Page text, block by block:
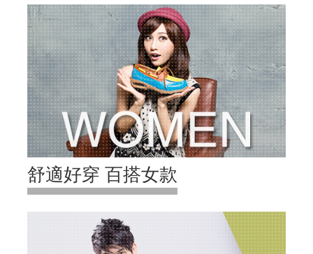
舒適好穿 百搭女款